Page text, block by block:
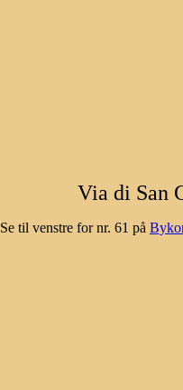
Via di San
Se til venstre for nr. 61 på